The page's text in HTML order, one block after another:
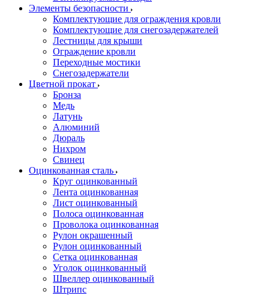
Элементы безопасности
Комплектующие для ограждения кровли
Комплектующие для снегозадержателей
Лестницы для крыши
Ограждение кровли
Переходные мостики
Снегозадержатели
Цветной прокат
Бронза
Медь
Латунь
Алюминий
Дюраль
Нихром
Свинец
Оцинкованная сталь
Круг оцинкованный
Лента оцинкованная
Лист оцинкованный
Полоса оцинкованная
Проволока оцинкованная
Рулон окрашенный
Рулон оцинкованный
Сетка оцинкованная
Уголок оцинкованный
Швеллер оцинкованный
Штрипс